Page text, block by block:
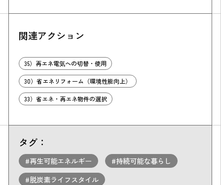
関連アクション
35）再エネ電気への切替・使用
30）省エネリフォーム（環境性能向上）
33）省エネ・再エネ物件の選択
タグ：
#再生可能エネルギー
#持続可能な暮らし
#脱炭素ライフスタイル